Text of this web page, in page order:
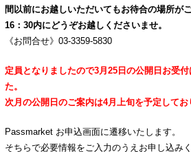
間以前にお越しいただいてもお待合の場所が
16：30内にどうぞお越しくださいませ。
《お問合せ》03-3359-5830
定員となりましたので3月25日の公開日お受
た。
次月の公開日のご案内は4月上旬を予定してお
Passmarket お申込画面に遷移いたします。
そちらで必要情報をご入力のうえお申し込みく